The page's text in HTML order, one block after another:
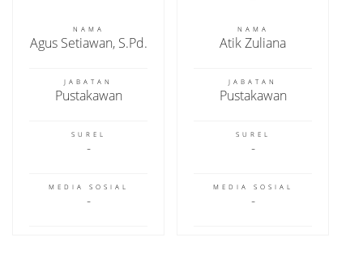
NAMA
Agus Setiawan, S.Pd.
JABATAN
Pustakawan
SUREL
MEDIA SOSIAL
NAMA
Atik Zuliana
JABATAN
Pustakawan
SUREL
MEDIA SOSIAL